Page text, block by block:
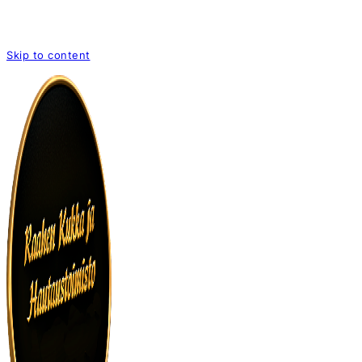
Skip to content